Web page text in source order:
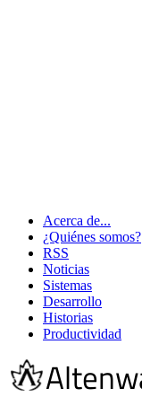
Acerca de...
¿Quiénes somos?
RSS
Noticias
Sistemas
Desarrollo
Historias
Productividad